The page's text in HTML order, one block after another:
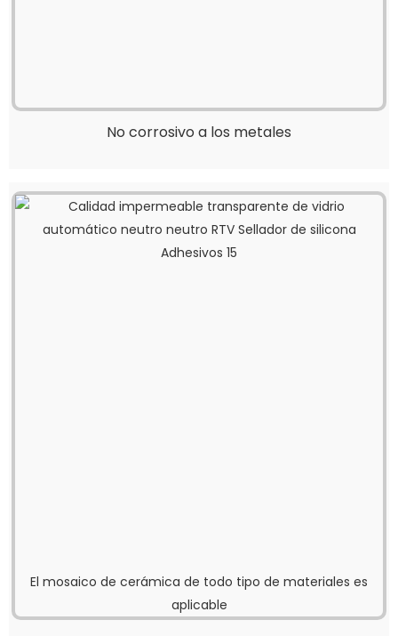
No corrosivo a los metales
El mosaico de cerámica de todo tipo de materiales es
aplicable